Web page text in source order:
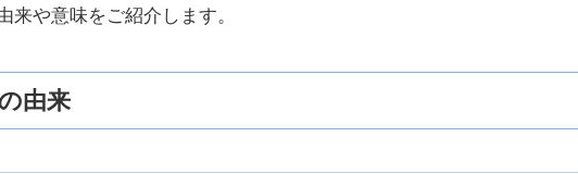
来や意味をご紹介します。
由来